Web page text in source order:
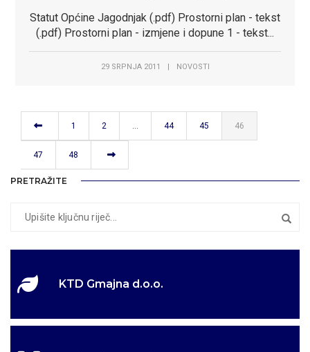
Statut Općine Jagodnjak (.pdf) Prostorni plan - tekst
(.pdf) Prostorni plan - izmjene i dopune 1 - tekst...
29 SRPNJA 2011 | NOVOSTI
1 2 … 44 45 46
47 48
PRETRAŽITE
KTD Gmajna d.o.o.